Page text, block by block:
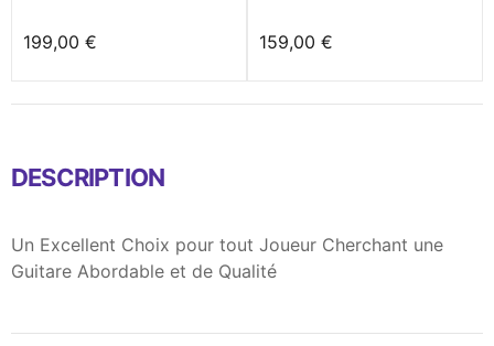
199,00 € 159,00 €
DESCRIPTION
Un Excellent Choix pour tout Joueur Cherchant une
Guitare Abordable et de Qualité